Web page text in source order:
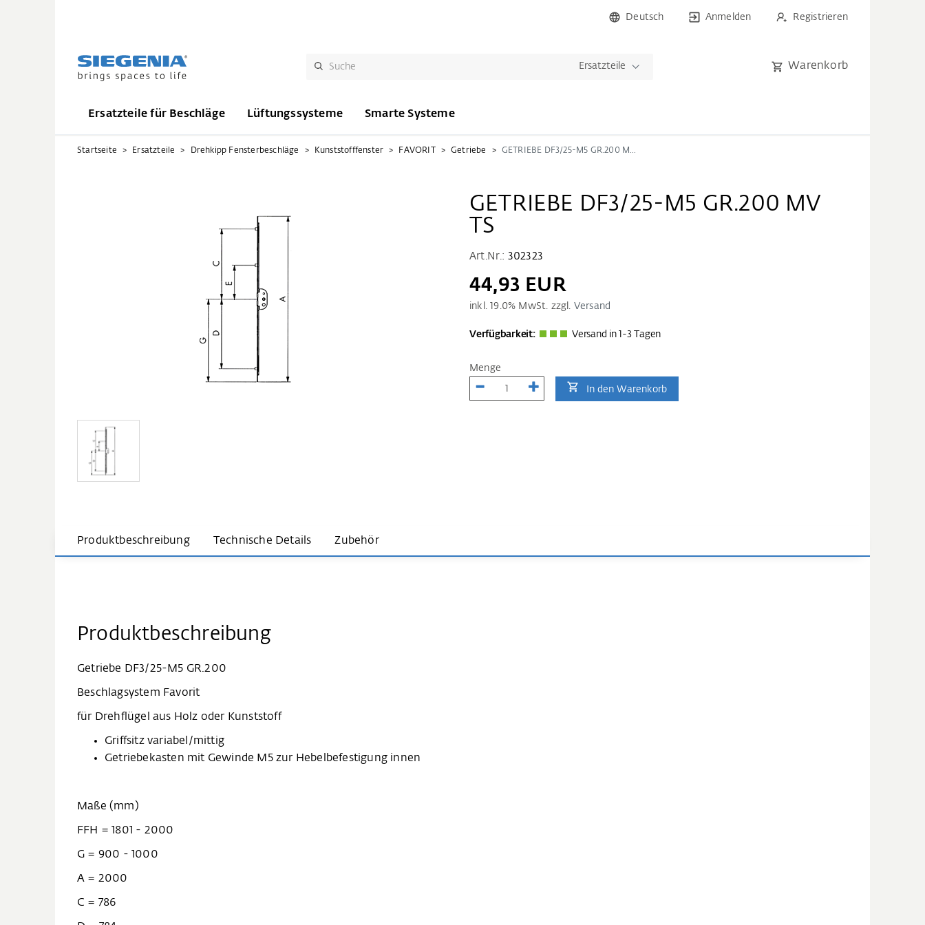
Deutsch Anmelden Registrieren
Ersatzteile Warenkorb
Ersatzteile für Beschläge Lüftungssysteme Smarte Systeme
Startseite Ersatzteile Drehkipp Fensterbeschläge Kunststofffenster FAVORIT Getriebe GETRIEBE DF3/25-M5 GR.200 MV TS
GETRIEBE DF3/25-M5 GR.200 MV
TS
Art.Nr.: 302323
44,93 EUR
inkl. 19.0% MwSt. zzgl. Versand
Verfügbarkeit: Versand in 1-3 Tagen
Menge
In den Warenkorb
Produktbeschreibung Technische Details Zubehör
Produktbeschreibung
Getriebe DF3/25-M5 GR.200
Beschlagsystem Favorit
für Drehflügel aus Holz oder Kunststoff
Griffsitz variabel/mittig
Getriebekasten mit Gewinde M5 zur Hebelbefestigung innen
Maße (mm)
FFH = 1801 - 2000
G = 900 - 1000
A = 2000
C = 786